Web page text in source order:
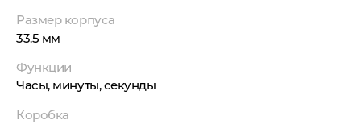
Размер корпуса
33.5 мм
Функции
Часы, минуты, секунды
Коробка